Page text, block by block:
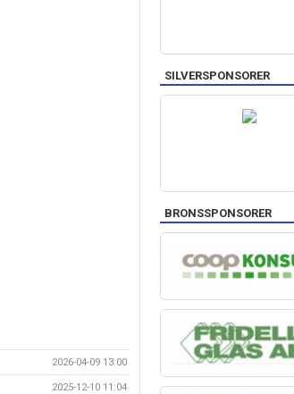
2026-04-09 13:00
2025-12-10 11:04
SILVERSPONSORER
BRONSSPONSORER